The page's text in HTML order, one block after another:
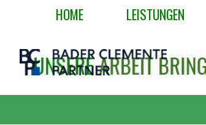
HOME LEISTUNGEN